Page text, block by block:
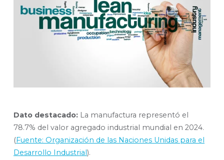
Dato destacado: La manufactura representó el
78.7% del valor agregado industrial mundial en 2024.
(Fuente: Organización de las Naciones Unidas para el
Desarrollo Industrial).